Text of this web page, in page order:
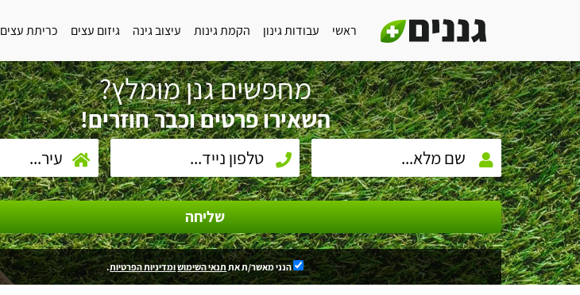
ראשי עבודות גינון הקמת גינות עיצוב גינה גיזום עצים כריתת עצים
מחפשים גנן מומלץ?
השאירו פרטים וכבר חוזרים!
שליחה
הנני מאשר/ת את תנאי השימושומדיניות הפרטיות.